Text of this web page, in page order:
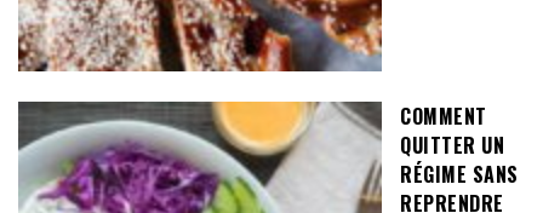
COMMENT
QUITTER UN
RÉGIME SANS
REPRENDRE